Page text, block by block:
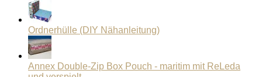
Ordnerhülle (DIY Nähanleitung)
Annex Double-Zip Box Pouch - maritim mit ReLeda